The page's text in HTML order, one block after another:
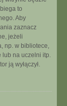
to
Aby
zaznacz
jeżeli
np. w bibliotece,
lub na uczelni itp.
ją wyłączył.